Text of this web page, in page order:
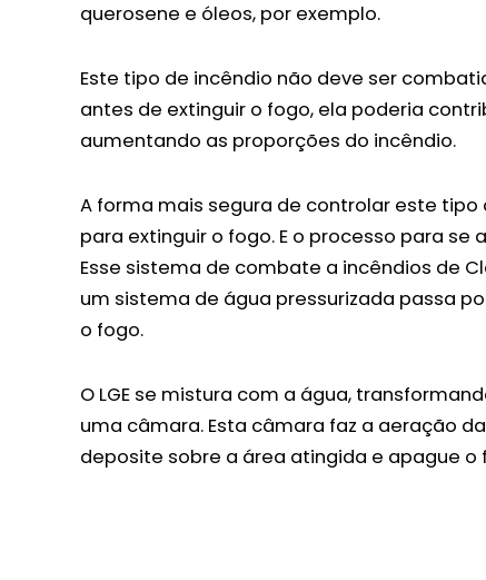
querosene e óleos, por exemplo.
Este tipo de incêndio não deve ser
antes de extinguir o fogo, ela poderia
aumentando as proporções do incêndio.
A forma mais segura de controlar este
para extinguir o fogo. E o processo para
Esse sistema de combate a incêndios de
um sistema de água pressurizada passa
o fogo.
O LGE se mistura com a água,
uma câmara. Esta câmara faz a aeração
deposite sobre a área atingida e apague